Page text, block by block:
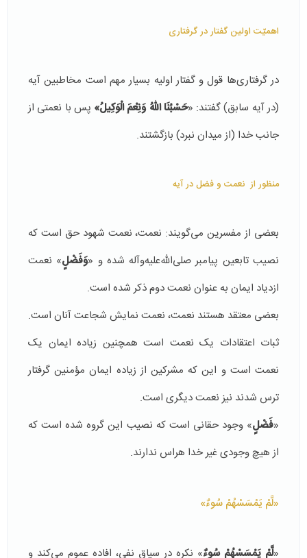
اهمیّت اولین گفتار در گرفتاری‌
در گرفتاری‌ها قول و گفتار اولیه بسیار مهم است مخاطبین آیه
(در آیه سابق) گفتند: «حَسْبُنَا اللّهُ وَنِعْمَ الْوَكِيلُ» پس با نعمتی از
جانب خدا (از ميدان نبرد) بازگشتند.
منظور از نعمت و فضل در آیه
بعضی از مفسرین می‌گویند: نعمت، نعمت شهود حق است که
نصیب تابعین پیامبر صلی‌الله‌علیه‌وآله شده و «وَفَضْلٍ» نعمت
ازدیاد ایمان به عنوان نعمت دوم ذکر شده است.
بعضی معتقد هستند نعمت، نعمت نمایش شجاعت آنان است.
ثبات اعتقادات یک نعمت است همچنین زیاده ایمان یک
نعمت است و این که مشرکین از زیاده ایمان مؤمنین گرفتار
ترس شدند نیز نعمت دیگری است.
«فَضْلٍ» وجود حقانی است که نصیب این گروه شده است که
از هیچ وجودی غیر خدا هراس ندارند.
«لَّمْ يَمْسَسْهُمْ سُوءٌ»
«لَّمْ يَمْسَسْهُمْ سُوءٌ» نکره در سیاق نفی، افاده عموم می‌کند و